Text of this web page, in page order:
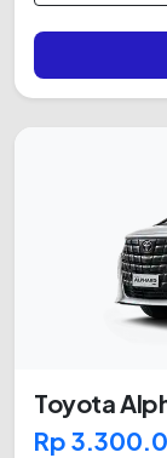
Toyota
Rp